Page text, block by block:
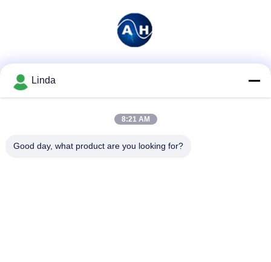
Linda
8:21 AM
Good day, what product are you looking for?